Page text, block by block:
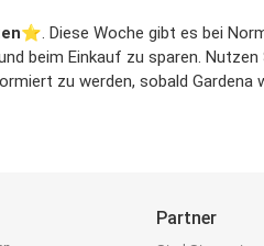
⭐️. Diese Woche gibt es bei
beim Einkauf zu sparen.
zu werden, sobald
Partner